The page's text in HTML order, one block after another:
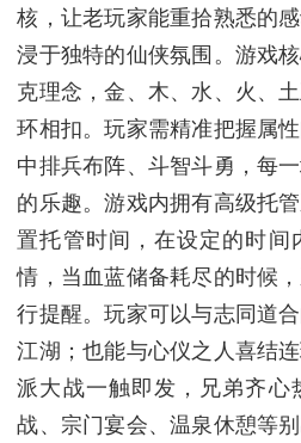
核，让老玩家能重拾熟悉的
浸于独特的仙侠氛围。游戏
克理念，金、木、水、火、
环相扣。玩家需精准把握属
中排兵布阵、斗智斗勇，每
的乐趣。游戏内拥有高级托
置托管时间，在设定的时间
情，当血蓝储备耗尽的时候
行提醒。玩家可以与志同道
江湖；也能与心仪之人喜结
派大战一触即发，兄弟齐心
战、宗门宴会、温泉休憩等